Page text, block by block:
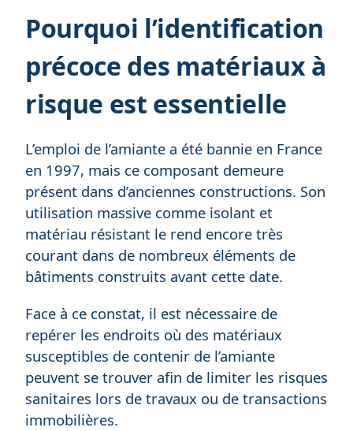
Pourquoi l’identification
précoce des matériaux à
risque est essentielle
L’emploi de l’amiante a été bannie en France
en 1997, mais ce composant demeure
présent dans d’anciennes constructions. Son
utilisation massive comme isolant et
matériau résistant le rend encore très
courant dans de nombreux éléments de
bâtiments construits avant cette date.
Face à ce constat, il est nécessaire de
repérer les endroits où des matériaux
susceptibles de contenir de l’amiante
peuvent se trouver afin de limiter les risques
sanitaires lors de travaux ou de transactions
immobilières.